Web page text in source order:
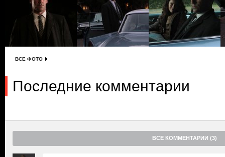
ВСЕ ФОТО
Последние комментарии
ВСЕ КОММЕНТАРИИ (3)